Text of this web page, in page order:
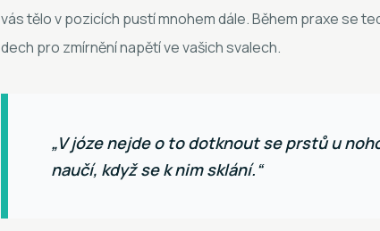
vás tělo v pozicích pustí mnohem dále. Během praxe se
dech pro zmírnění napětí ve vašich svalech.
„V józe nejde o to dotknout se prstů u
naučí, když se k nim sklání.“